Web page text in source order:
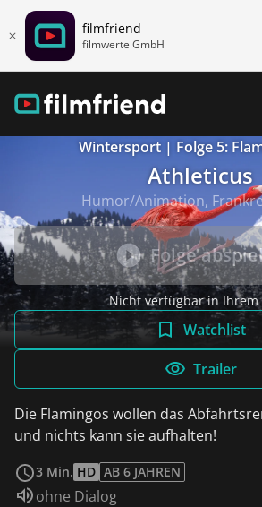
filmfriend
filmwerte GmbH
Wintersport | Folge 5:
Athleticus
Humor/Animation,
Folge
Nicht verfügbar in Ihrem
Watchlist
Trailer
Die Flamingos wollen das
und nichts kann sie aufhalten!
3 Min. HD AB 6 JAHREN
Sprache:
ohne Dialog